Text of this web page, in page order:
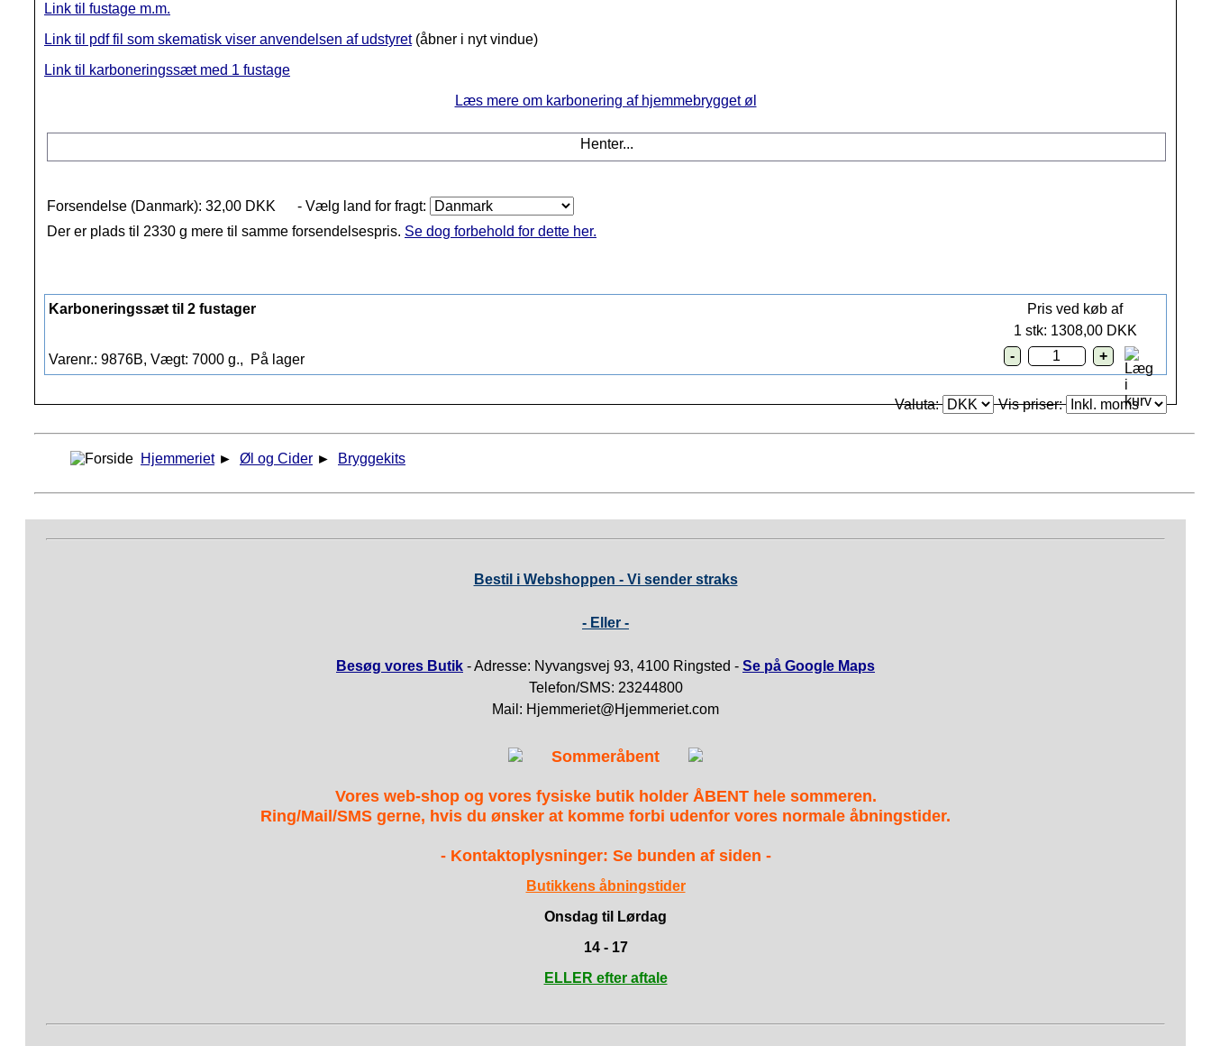
Link til fustage m.m.
Link til pdf fil som skematisk viser anvendelsen af udstyret(åbner i nyt vindue)
Link til karboneringssæt med 1 fustage
Læs mere om karbonering af hjemmebrygget øl
Henter...
Forsendelse (Danmark): 32,00 DKK
- Vælg land for fragt:
Der er plads til 2330 g mere til samme forsendelsespris. Se dog forbehold for dette her.
Karboneringssæt til 2 fustager
Varenr.: 9876B, Vægt: 7000 g., På lager
Pris ved køb af
1 stk: 1308,00 DKK
Valuta: Vis priser:
Hjemmeriet ► Øl og Cider ► Bryggekits
Bestil i Webshoppen - Vi sender straks
- Eller -
Besøg vores Butik - Adresse: Nyvangsvej 93, 4100 Ringsted - Se på Google Maps
Telefon/SMS: 23244800
Mail: Hjemmeriet@Hjemmeriet.com
Sommeråbent
Vores web-shop og vores fysiske butik holder ÅBENT hele sommeren.
Ring/Mail/SMS gerne, hvis du ønsker at komme forbi udenfor vores normale åbningstider.
- Kontaktoplysninger: Se bunden af siden -
Butikkens åbningstider
Onsdag til Lørdag
14 - 17
ELLER efter aftale